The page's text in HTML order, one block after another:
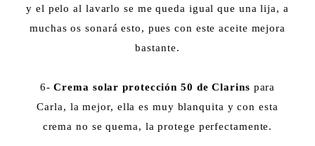
y el pelo al lavarlo se me queda igual que una lija, a
muchas os sonará esto, pues con este aceite mejora
bastante.
6-Crema solar protección 50 de Clarins para
Carla, la mejor, ella es muy blanquita y con esta
crema no se quema, la protege perfectamente.